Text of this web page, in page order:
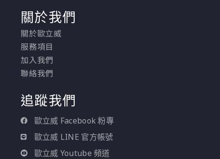
關於我們
關於歐立威
服務項目
加入我們
聯絡我們
追蹤我們
歐立威 Facebook 粉專
歐立威 LINE 官方帳號
歐立威 Youtube 頻道